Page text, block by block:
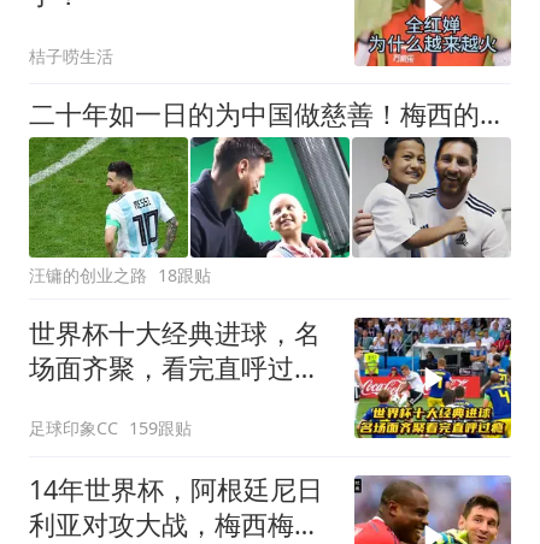
桔子唠生活
二十年如一日的为中国做慈善！梅西的人品从来都不需要用热搜证明
汪镛的创业之路 18跟贴
世界杯十大经典进球，名
场面齐聚，看完直呼过
足球印象CC 159跟贴
14年世界杯，阿根廷尼日
利亚对攻大战，梅西梅开